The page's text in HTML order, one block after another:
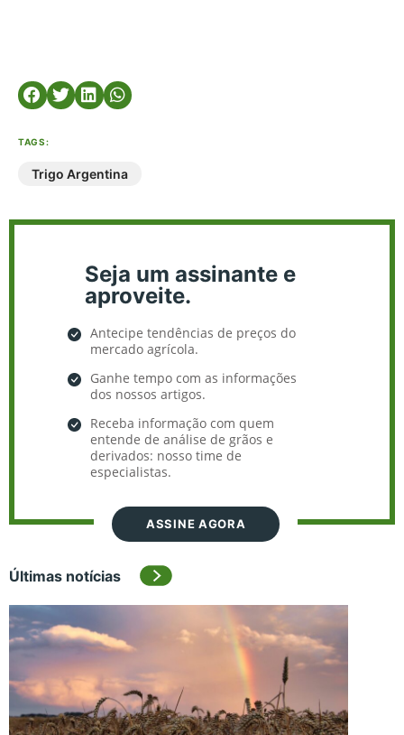
TAGS:
Trigo Argentina
Seja um assinante e
aproveite.
Antecipe tendências de preços do
mercado agrícola.
Ganhe tempo com as informações
dos nossos artigos.
Receba informação com quem
entende de análise de grãos e
derivados: nosso time de
especialistas.
ASSINE AGORA
Últimas notícias